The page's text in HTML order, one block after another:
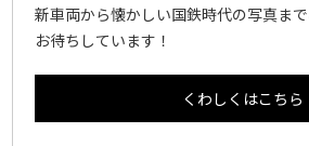
新車両から懐かしい国鉄時代の写真ま
お待ちしています！
くわしくはこちら